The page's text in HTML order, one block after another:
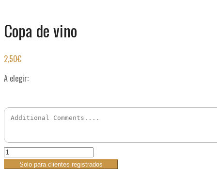
Copa de vino
2,50€
A elegir:
Solo para clientes registrados